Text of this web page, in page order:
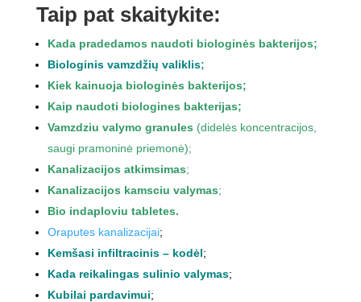
Taip pat skaitykite:
Kada pradedamos naudoti biologinės bakterijos;
Biologinis vamzdžių valiklis;
Kiek kainuoja biologinės bakterijos;
Kaip naudoti biologines bakterijas;
Vamzdziu valymo granules (didelės koncentracijos,
saugi pramoninė priemonė);
Kanalizacijos atkimsimas;
Kanalizacijos kamsciu valymas;
Bio indaploviu tabletes.
Oraputes kanalizacijai;
Kemšasi infiltracinis – kodėl;
Kada reikalingas sulinio valymas;
Kubilai pardavimui;